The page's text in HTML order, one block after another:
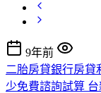
9年前
二胎房貸銀行房貸
少免費諮詢試算